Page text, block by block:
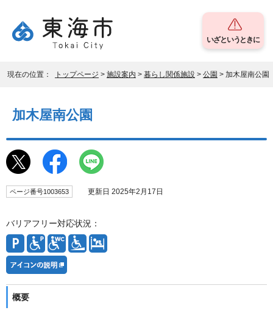
いざというときに
現在の位置： トップページ > 施設案内 > 暮らし関係施設 > 公園 > 加木屋南公園
加木屋南公園
ページ番号1003653 更新日 2025年2月17日
バリアフリー対応状況：
概要